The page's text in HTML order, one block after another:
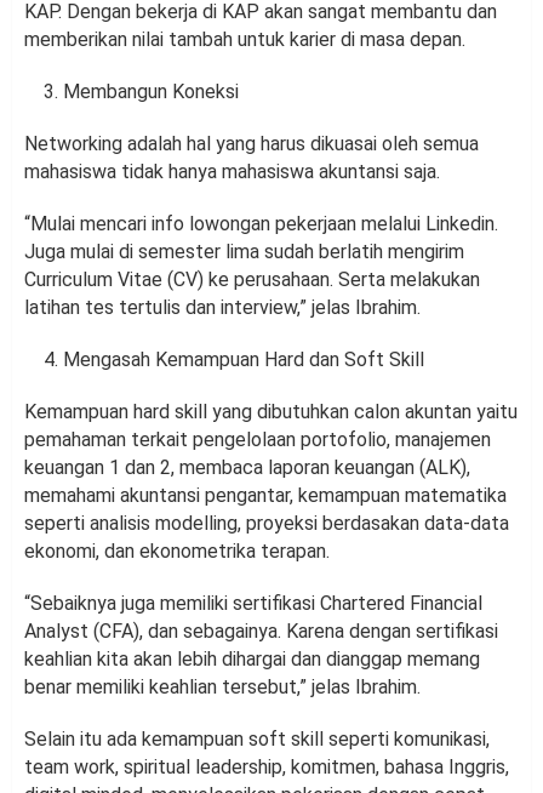
KAP. Dengan bekerja di KAP akan sangat membantu dan
memberikan nilai tambah untuk karier di masa depan.
Membangun Koneksi
Networking adalah hal yang harus dikuasai oleh semua
mahasiswa tidak hanya mahasiswa akuntansi saja.
“Mulai mencari info lowongan pekerjaan melalui Linkedin.
Juga mulai di semester lima sudah berlatih mengirim
Curriculum Vitae (CV) ke perusahaan. Serta melakukan
latihan tes tertulis dan interview,” jelas Ibrahim.
Mengasah Kemampuan Hard dan Soft Skill
Kemampuan hard skill yang dibutuhkan calon akuntan yaitu
pemahaman terkait pengelolaan portofolio, manajemen
keuangan 1 dan 2, membaca laporan keuangan (ALK),
memahami akuntansi pengantar, kemampuan matematika
seperti analisis modelling, proyeksi berdasakan data-data
ekonomi, dan ekonometrika terapan.
“Sebaiknya juga memiliki sertifikasi Chartered Financial
Analyst (CFA), dan sebagainya. Karena dengan sertifikasi
keahlian kita akan lebih dihargai dan dianggap memang
benar memiliki keahlian tersebut,” jelas Ibrahim.
Selain itu ada kemampuan soft skill seperti komunikasi,
team work, spiritual leadership, komitmen, bahasa Inggris,